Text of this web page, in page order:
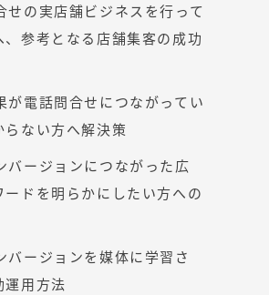
せの実店舗ビジネスを行って
、参考となる店舗集客の成功
が電話問合せにつながってい
らない方へ解決策
バージョンにつながった広
ードを明らかにしたい方への
バージョンを媒体に学習さ
運用方法